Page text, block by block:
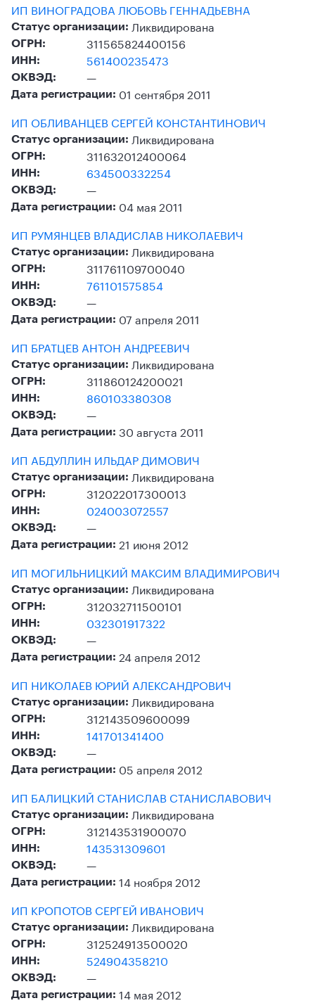
ИП ВИНОГРАДОВА ЛЮБОВЬ ГЕННАДЬЕВНА
Статус организации: Ликвидирована
ОГРН: 311565824400156
ИНН: 561400235473
ОКВЭД: —
Дата регистрации: 01 сентября 2011
ИП ОБЛИВАНЦЕВ СЕРГЕЙ КОНСТАНТИНОВИЧ
Статус организации: Ликвидирована
ОГРН: 311632012400064
ИНН: 634500332254
ОКВЭД: —
Дата регистрации: 04 мая 2011
ИП РУМЯНЦЕВ ВЛАДИСЛАВ НИКОЛАЕВИЧ
Статус организации: Ликвидирована
ОГРН: 311761109700040
ИНН: 761101575854
ОКВЭД: —
Дата регистрации: 07 апреля 2011
ИП БРАТЦЕВ АНТОН АНДРЕЕВИЧ
Статус организации: Ликвидирована
ОГРН: 311860124200021
ИНН: 860103380308
ОКВЭД: —
Дата регистрации: 30 августа 2011
ИП АБДУЛЛИН ИЛЬДАР ДИМОВИЧ
Статус организации: Ликвидирована
ОГРН: 312022017300013
ИНН: 024003072557
ОКВЭД: —
Дата регистрации: 21 июня 2012
ИП МОГИЛЬНИЦКИЙ МАКСИМ ВЛАДИМИРОВИЧ
Статус организации: Ликвидирована
ОГРН: 312032711500101
ИНН: 032301917322
ОКВЭД: —
Дата регистрации: 24 апреля 2012
ИП НИКОЛАЕВ ЮРИЙ АЛЕКСАНДРОВИЧ
Статус организации: Ликвидирована
ОГРН: 312143509600099
ИНН: 141701341400
ОКВЭД: —
Дата регистрации: 05 апреля 2012
ИП БАЛИЦКИЙ СТАНИСЛАВ СТАНИСЛАВОВИЧ
Статус организации: Ликвидирована
ОГРН: 312143531900070
ИНН: 143531309601
ОКВЭД: —
Дата регистрации: 14 ноября 2012
ИП КРОПОТОВ СЕРГЕЙ ИВАНОВИЧ
Статус организации: Ликвидирована
ОГРН: 312524913500020
ИНН: 524904358210
ОКВЭД: —
Дата регистрации: 14 мая 2012